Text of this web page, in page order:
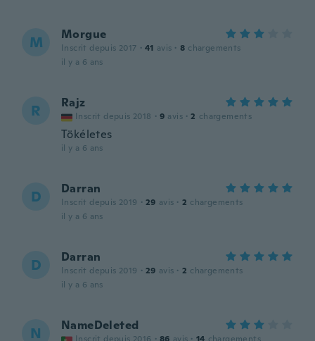
M Morgue
Inscrit depuis 2017 · 41 avis · 8 chargements
il y a 6 ans
R Rajz
Inscrit depuis 2018 · 9 avis · 2 chargements
Tökéletes
il y a 6 ans
D Darran
Inscrit depuis 2019 · 29 avis · 2 chargements
il y a 6 ans
D Darran
Inscrit depuis 2019 · 29 avis · 2 chargements
il y a 6 ans
N NameDeleted